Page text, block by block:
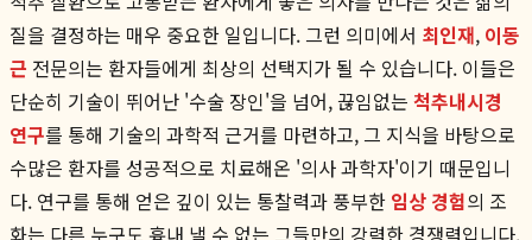
질을 결정하는 매우 중요한 일입니다. 그런 의미에서 최인재, 이동
근 전문의는 환자들에게 최상의 선택지가 될 수 있습니다. 이들은
단순히 기술이 뛰어난 '수술 장인'을 넘어, 끊임없는 척추내시경
연구를 통해 기술의 과학적 근거를 마련하고, 그 지식을 바탕으로
수많은 환자를 성공적으로 치료해온 '의사 과학자'이기 때문입니
다. 연구를 통해 얻은 깊이 있는 통찰력과 풍부한 임상 경험의 조
화는 다른 누구도 흉내 낼 수 없는 그들만의 강력한 경쟁력입니다.